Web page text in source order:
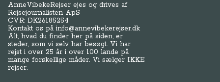
AnneVibekeRejser ejes og drives af
Rejsejournalisten ApS
CVR: DK26185254
Kontakt os påinfo@annevibekerejser.dk
Alt, hvad du finder her på siden, er
steder, som vi selv har besøgt. Vi har
rejst i over 25 år i over 100 lande på
mange forskellige måder. Vi sælger IKKE
rejser.